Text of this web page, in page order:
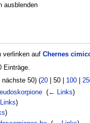
ausblenden
verlinken auf Chernes
Einträge.
nächste 50) (20| 50| 100|
(← Links)
)
)